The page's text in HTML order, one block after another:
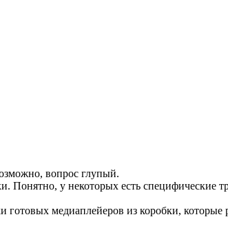
вопрос глупый.
Понятно, у некоторых есть специфические
медиаплейеров из коробки,